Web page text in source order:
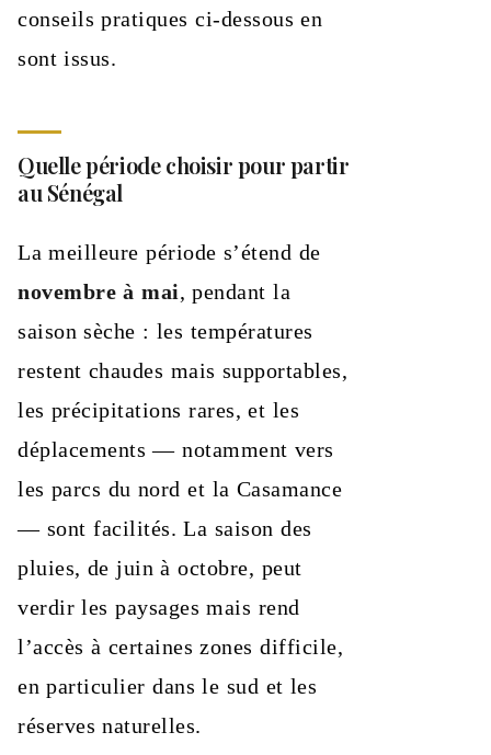
conseils pratiques ci-dessous en
sont issus.
Quelle période choisir pour partir
au Sénégal
La meilleure période s’étend de
novembre à mai, pendant la
saison sèche : les températures
restent chaudes mais supportables,
les précipitations rares, et les
déplacements — notamment vers
les parcs du nord et la Casamance
— sont facilités. La saison des
pluies, de juin à octobre, peut
verdir les paysages mais rend
l’accès à certaines zones difficile,
en particulier dans le sud et les
réserves naturelles.